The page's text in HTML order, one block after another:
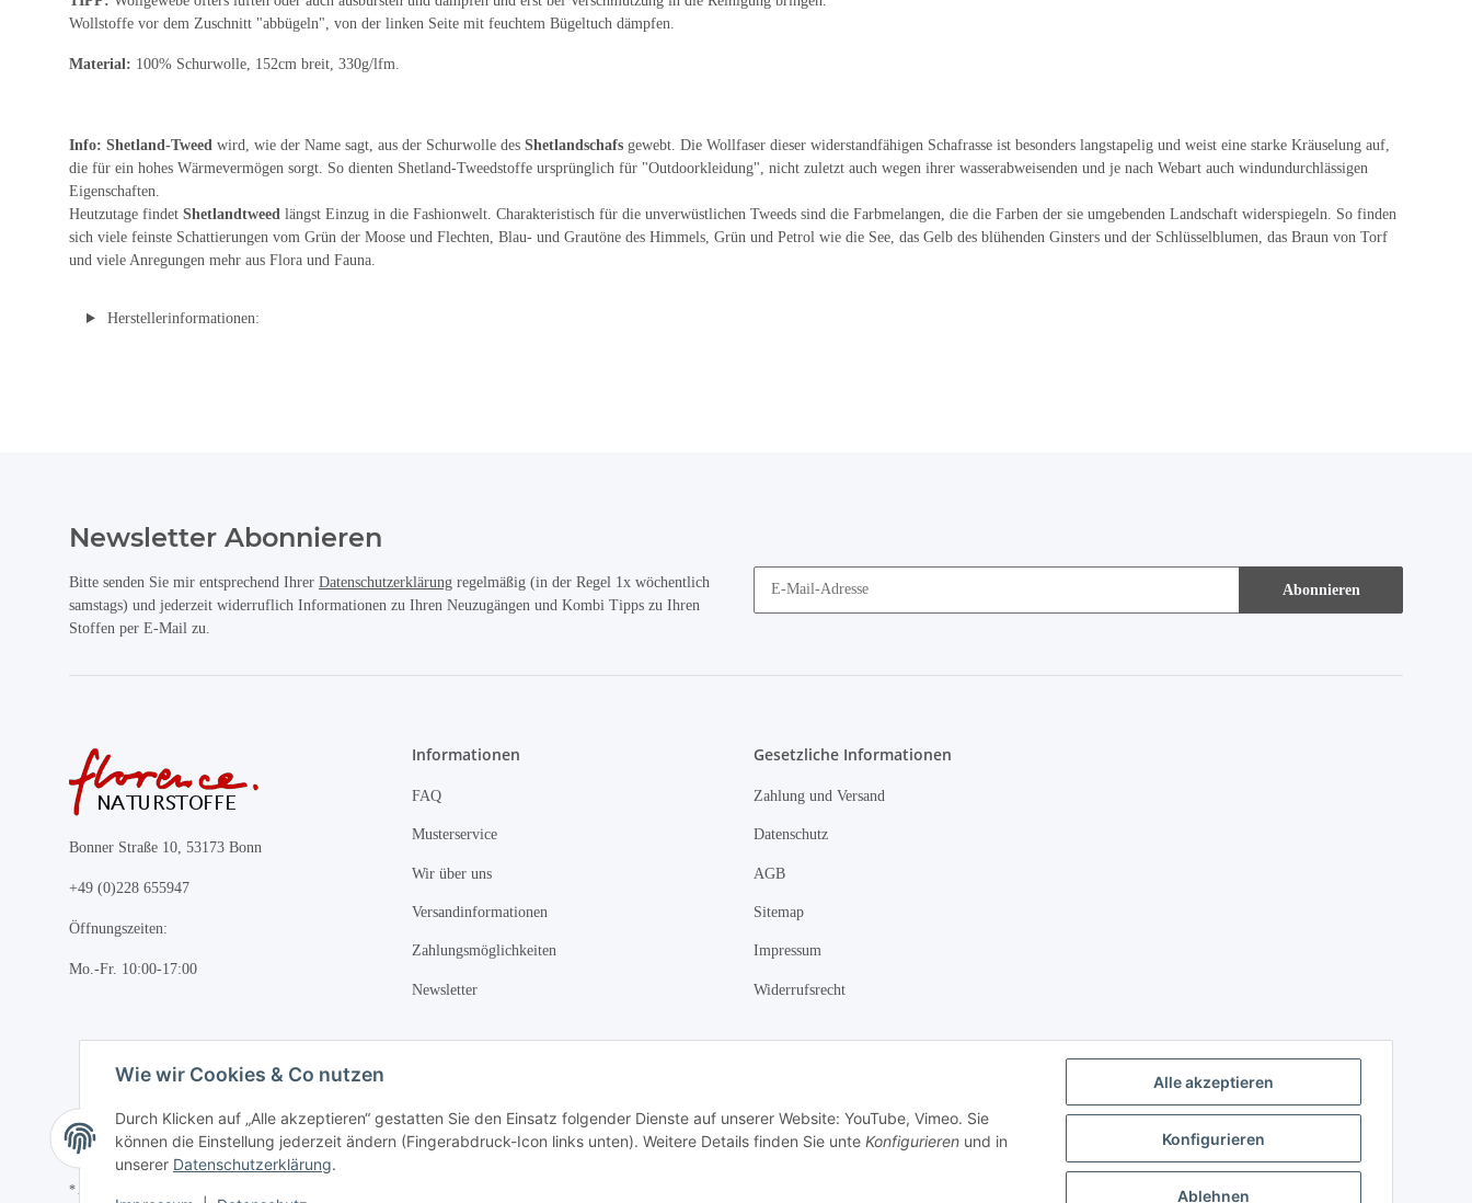
Wollstoffe vor dem Zuschnitt "abbügeln", von der linken Seite mit feuchtem Bügeltuch dämpfen.
Material: 100% Schurwolle, 152cm breit, 330g/lfm.
Info: Shetland-Tweed wird, wie der Name sagt, aus der Schurwolle des Shetlandschafs gewebt. Die Wollfaser dieser widerstandfähigen Schafrasse ist besonders langstapelig und weist eine starke Kräuselung auf,
die für ein hohes Wärmevermögen sorgt. So dienten Shetland-Tweedstoffe ursprünglich für "Outdoorkleidung", nicht zuletzt auch wegen ihrer wasserabweisenden und je nach Webart auch windundurchlässigen
Eigenschaften.
Heutzutage findet Shetlandtweed längst Einzug in die Fashionwelt. Charakteristisch für die unverwüstlichen Tweeds sind die Farbmelangen, die die Farben der sie umgebenden Landschaft widerspiegeln. So finden
sich viele feinste Schattierungen vom Grün der Moose und Flechten, Blau- und Grautöne des Himmels, Grün und Petrol wie die See, das Gelb des blühenden Ginsters und der Schlüsselblumen, das Braun von Torf
und viele Anregungen mehr aus Flora und Fauna.
Herstellerinformationen:
Newsletter Abonnieren
Bitte senden Sie mir entsprechend Ihrer Datenschutzerklärung regelmäßig (in der Regel 1x wöchentlich
samstags) und jederzeit widerruflich Informationen zu Ihren Neuzugängen und Kombi Tipps zu Ihren
Stoffen per E-Mail zu.
Abonnieren
Bonner Straße 10, 53173 Bonn
+49 (0)228 655947
Öffnungszeiten:
Mo.-Fr. 10:00-17:00
Informationen
FAQ
Musterservice
Wir über uns
Versandinformationen
Zahlungsmöglichkeiten
Newsletter
Gesetzliche Informationen
Zahlung und Versand
Datenschutz
AGB
Sitemap
Impressum
Widerrufsrecht
* Alle Preise inkl. gesetzlicher USt., zzgl.
Wie wir Cookies & Co nutzen
Durch Klicken auf „Alle akzeptieren“ gestatten Sie den Einsatz folgender Dienste auf unserer Website: YouTube, Vimeo. Sie
können die Einstellung jederzeit ändern (Fingerabdruck-Icon links unten). Weitere Details finden Sie unte Konfigurieren und in
unserer Datenschutzerklärung.
Alle akzeptieren
Konfigurieren
Ablehnen